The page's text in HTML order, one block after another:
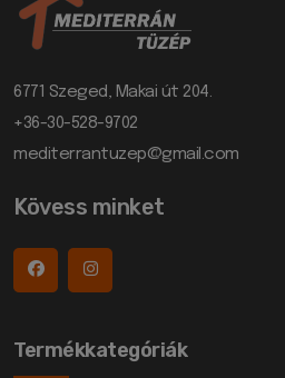
6771 Szeged, Makai út 204.
+36-30-528-9702
mediterrantuzep@gmail.com
Kövess minket
Termékkategóriák